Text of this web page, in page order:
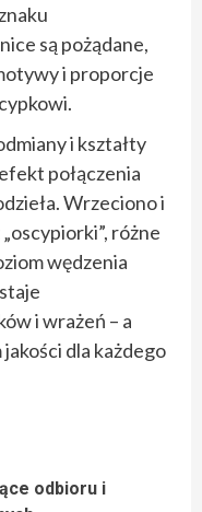
są pożądane,
i proporcje
i kształty
połączenia
Wrzeciono i
różne
wędzenia
i wrażeń – a
dla każdego
odbioru i